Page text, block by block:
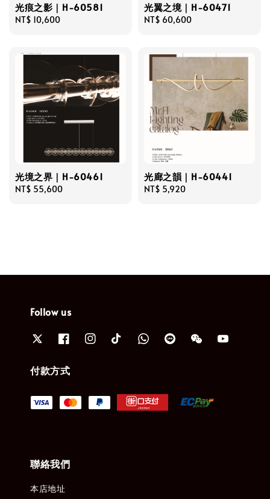
光痕之影｜H-60581
Regular
NT$ 10,600
光翼之境｜H-60471
Regular
NT$ 60,600
光境之界｜H-60461
Regular
NT$ 55,600
光廊之韻｜H-60441
Regular
NT$ 5,920
Follow us
付款方式
聯絡我們
本店地址